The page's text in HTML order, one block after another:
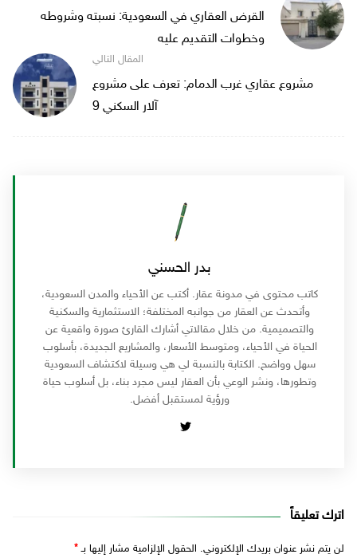
الفاحص وإصدار التقرير.
القرض العقاري في السعودية: نسبته وشروطه
وخطوات التقديم عليه
مشروع عقاري غرب الدمام: تعرف على مشروع
آلار السكني 9
بدر الحسني
كاتب محتوى في مدونة عقار. أكتب عن الأحياء والمدن السعودية،
وأتحدث عن العقار من جوانبه المختلفة؛ الاستثمارية والسكنية
والتصميمية. من خلال مقالاتي أشارك القارئ صورة واقعية عن
الحياة في الأحياء، ومتوسط الأسعار، والمشاريع الجديدة، بأسلوب
سهل وواضح. الكتابة بالنسبة لي هي وسيلة لاكتشاف السعودية
وتطورها، ونشر الوعي بأن العقار ليس مجرد بناء، بل أسلوب حياة
ورؤية لمستقبل أفضل.
اترك تعليقاً
لن يتم نشر عنوان بريدك الإلكتروني. الحقول الإلزامية مشار إليها بـ*